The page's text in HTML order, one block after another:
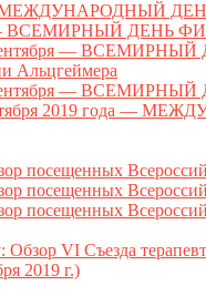
— МЕЖДУНАРОДНЫЙ
— ВСЕМИРНЫЙ
— ВСЕМИРНЫЙ
Альцгеймера
— ВСЕМИРНЫЙ
2019 года —
VI Съезда
2019 г.)